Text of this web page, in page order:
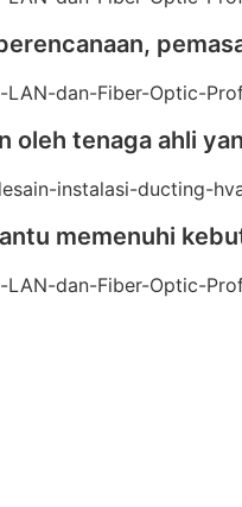
oleh tenaga ahli
memenuhi